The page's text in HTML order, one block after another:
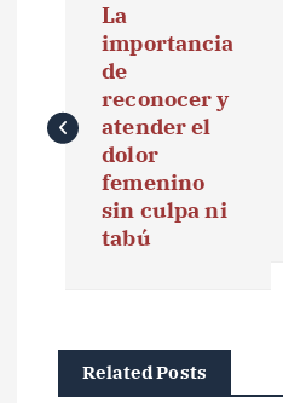
e
La
importancia
de
reconocer y
atender el
dolor
femenino
sin culpa ni
tabú
Related Posts